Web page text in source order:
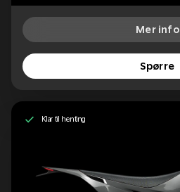
Mer info
Spørre
Klar til henting